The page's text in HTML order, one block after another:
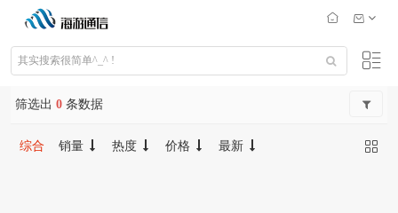
筛选出 0 条数据
综合 销量 热度 价格 最新